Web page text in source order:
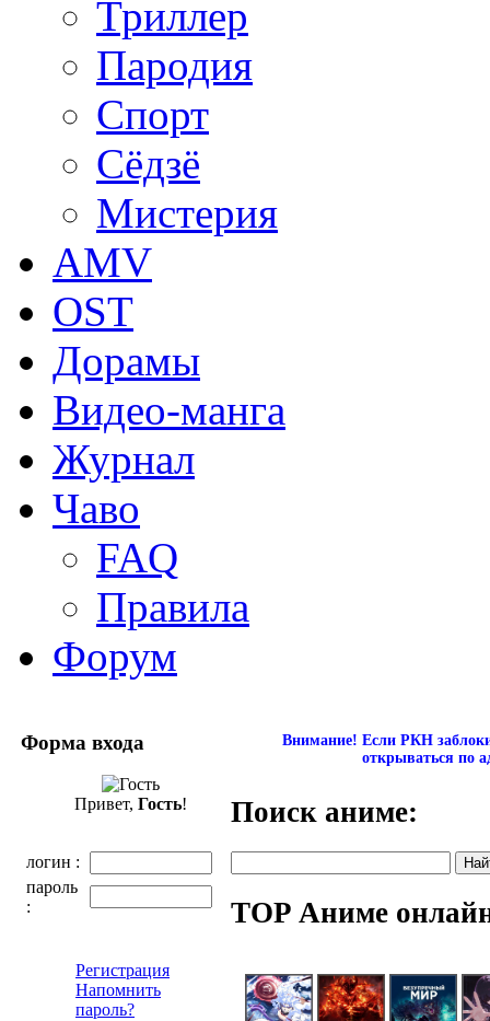
Триллер
Пародия
Спорт
Сёдзё
Мистерия
AMV
OST
Дорамы
Видео-манга
Журнал
Чаво
FAQ
Правила
Форум
Форма входа
Привет, Гость!
логин :
пароль
:
Регистрация
Напомнить
пароль?
Внимание! Если РКН
открываться по
Поиск аниме:
TOP Аниме